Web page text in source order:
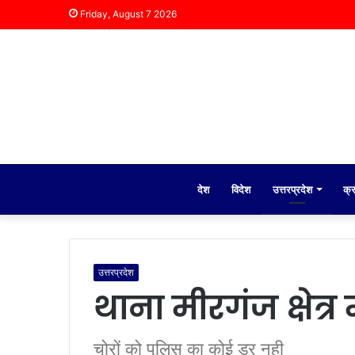
Friday, August 7 2026
देश विदेश उत्तरप्रदेश
उत्तरप्रदेश
थाना मीरगंज
चोरों को पुलिस का कोई डर नही